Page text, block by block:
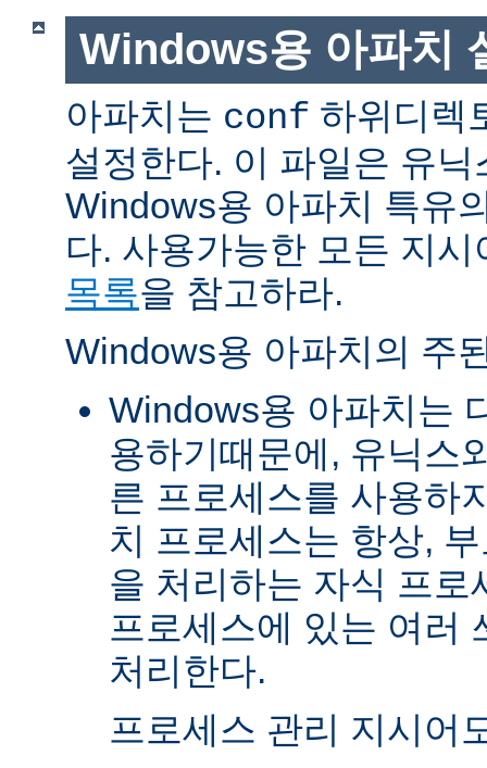
Windows용 아파치
아파치는 conf 하위디렉
설정한다. 이 파일은 유
Windows용 아파치 특유
다. 사용가능한 모든 지
목록을 참고하라.
Windows용 아파치의 주
Windows용 아파치는
용하기때문에, 유닉스
른 프로세스를 사용하
치 프로세스는 항상,
을 처리하는 자식 프로
프로세스에 있는 여러
처리한다.
프로세스 관리 지시어